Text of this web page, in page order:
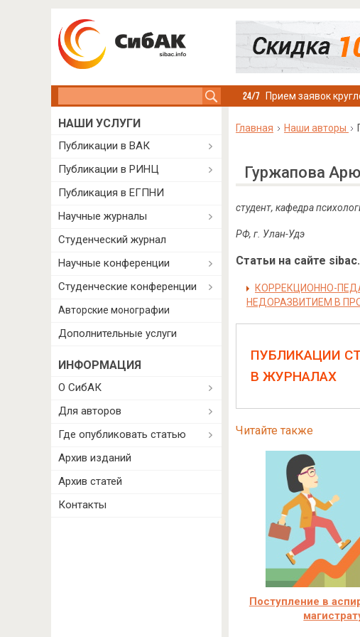
Прием заявок
Главная Наши авторы
Гуржапова
студент, кафедра
РФ, г. Улан-Удэ
Статьи на сайте
КОРРЕКЦИОННО-
НЕДОРАЗВИТИЕМ В
ПУБЛИКАЦИИ
В ЖУРНАЛАХ
Читайте также
Поступление в
НАШИ УСЛУГИ
Публикации в ВАК
Публикации в РИНЦ
Публикация в ЕГПНИ
Научные журналы
Студенческий журнал
Научные конференции
Студенческие конференции
Авторские монографии
Дополнительные услуги
ИНФОРМАЦИЯ
О СибАК
Для авторов
Где опубликовать статью
Архив изданий
Архив статей
Контакты